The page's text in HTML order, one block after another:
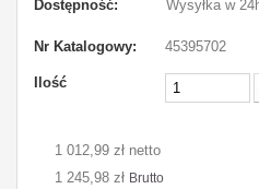
Dostępność: Wysyłka w
Nr Katalogowy: 45395702
Ilość
1 012,99 zł netto
1 245,98 zł Brutto